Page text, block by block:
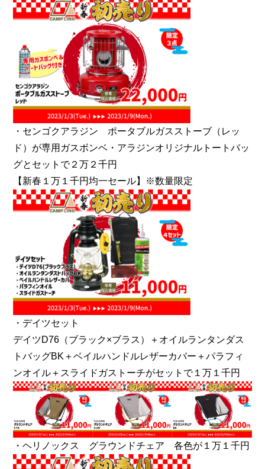
・センゴクアラジン ポータブルガスストーブ（レッ
ド）が専用ガスボンベ・アラジンオリジナルトートバッ
グとセットで２万２千円
【新春１万１千円均一セール】※数量限定
・デイツセット
デイツD76（ブラック×ブラス）＋オイルランタンダス
トバッグBK＋ベイルハンドルレザーカバー＋パラフィ
ンオイル＋スライドガストーチがセットで１万１千円
・ヘリノックス グラウンドチェア 各色が１万１千円